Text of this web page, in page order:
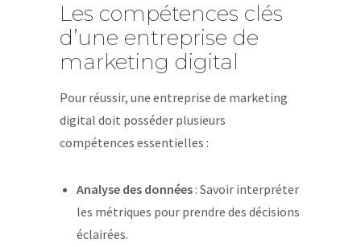
Les compétences clés
d’une entreprise de
marketing digital
Pour réussir, une entreprise de marketing
digital doit posséder plusieurs
compétences essentielles :
Analyse des données: Savoir interpréter
les métriques pour prendre des décisions
éclairées.